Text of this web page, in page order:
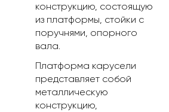
конструкцию, состоящую
из платформы, стойки с
поручнями, опорного
вала.
Платформа карусели
представляет собой
металлическую
конструкцию,